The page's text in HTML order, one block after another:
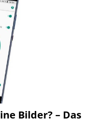
Bilder? – Das